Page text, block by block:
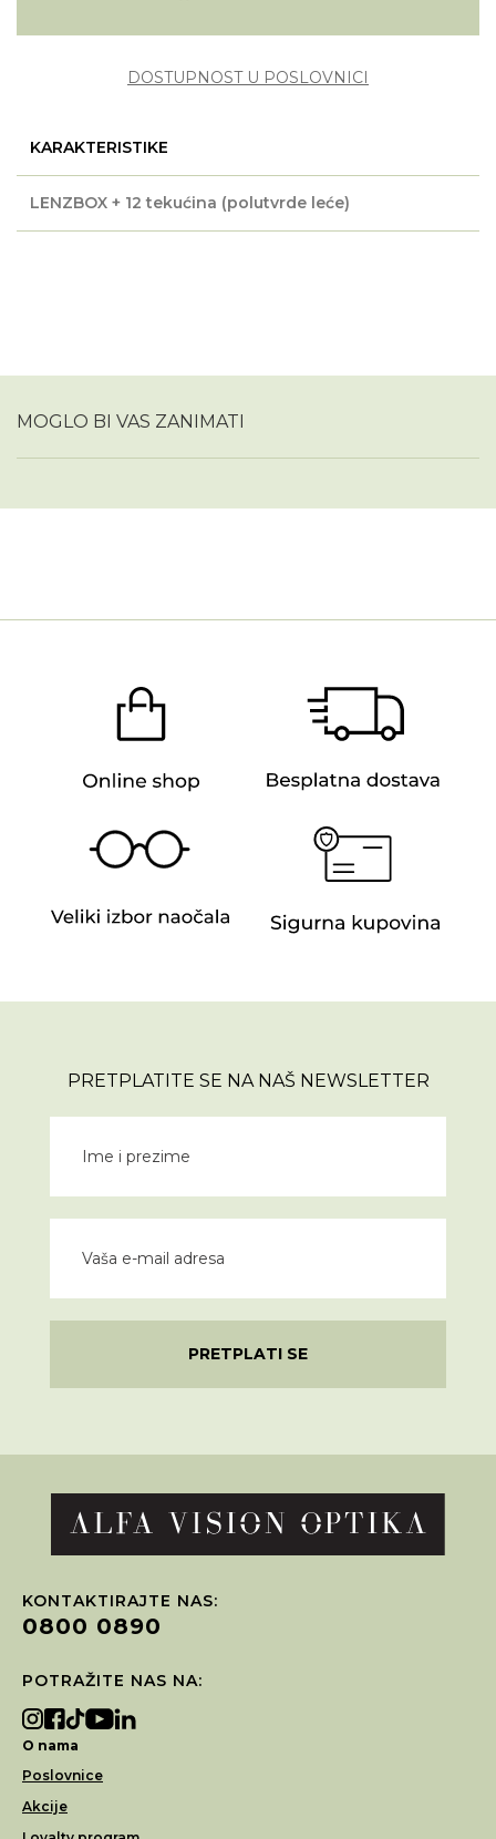
DOSTUPNOST U POSLOVNICI
KARAKTERISTIKE
LENZBOX + 12 tekućina (polutvrde leće)
MOGLO BI VAS ZANIMATI
PRETPLATITE SE NA NAŠ NEWSLETTER
PRETPLATI SE
KONTAKTIRAJTE NAS:
0800 0890
POTRAŽITE NAS NA:
O nama
Poslovnice
Akcije